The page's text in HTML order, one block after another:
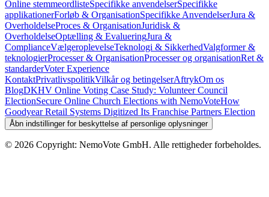
Online stemmeordlisteSpecifikke anvendelserSpecifikke
applikationerForløb & OrganisationSpecifikke AnvendelserJura &
OverholdelseProces & OrganisationJuridisk &
OverholdelseOptælling & EvalueringJura &
ComplianceVælgeroplevelseTeknologi & SikkerhedValgformer &
teknologierProcesser & OrganisationProcesser og organisationRet &
standarderVoter Experience
KontaktPrivatlivspolitikVilkår og betingelserAftrykOm os
BlogDKHV Online Voting Case Study: Volunteer Council
ElectionSecure Online Church Elections with NemoVoteHow
Goodyear Retail Systems Digitized Its Franchise Partners Election
Åbn indstillinger for beskyttelse af personlige oplysninger
© 2026 Copyright: NemoVote GmbH. Alle rettigheder forbeholdes.